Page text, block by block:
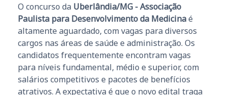
O concurso da Uberlândia/MG - Associação
Paulista para Desenvolvimento da Medicinaé
altamente aguardado, com vagas para diversos
cargos nas áreas de saúde e administração. Os
candidatos frequentemente encontram vagas
para níveis fundamental, médio e superior, com
salários competitivos e pacotes de benefícios
atrativos. A expectativa é que o novo edital traga